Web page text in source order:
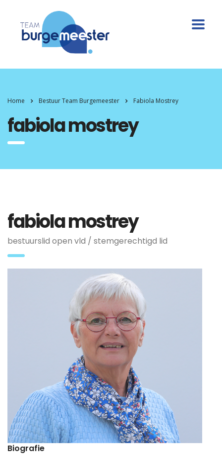
Home Bestuur Team Burgemeester Fabiola Mostrey
fabiola mostrey
fabiola mostrey
bestuurslid open vld / stemgerechtigd lid
Biografie